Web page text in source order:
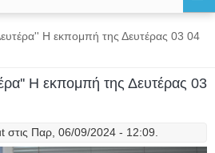
Η εκπομπή της Δευτέρας 03 04
Η εκπομπή της Δευτέρας 03
στις Παρ, 06/09/2024 - 12:09.